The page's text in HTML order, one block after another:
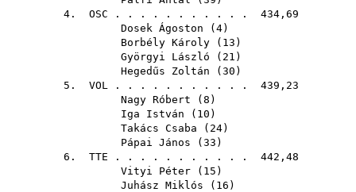
4. OSC . . . . . . . . . . . 434,69
Dosek Ágoston ( 4)
Borbély Károly ( 13 )
Györgyi László ( 21 )
Hegedűs Zoltán ( 30 )
5. VOL . . . . . . . . . . . 439,23
Nagy Róbert ( 8 )
Iga István ( 10 )
Takács Csaba ( 24)
Pápai János ( 33 )
6. TTE . . . . . . . . . . . 442,48
Vityi Péter ( 15 )
Juhász Miklós ( 16 )